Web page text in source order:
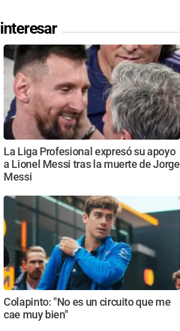
interesar
La Liga Profesional expresó su apoyo
a Lionel Messi tras la muerte de Jorge
Messi
Colapinto: "No es un circuito que me
cae muy bien"